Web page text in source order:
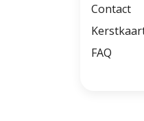
Contact
FAQ